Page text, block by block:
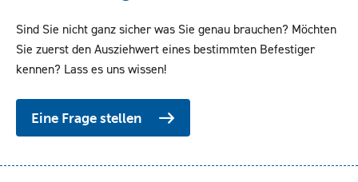
Sind Sie nicht ganz sicher was Sie genau brauchen? Möchten
Sie zuerst den Ausziehwert eines bestimmten Befestiger
kennen? Lass es uns wissen!
Eine Frage stellen